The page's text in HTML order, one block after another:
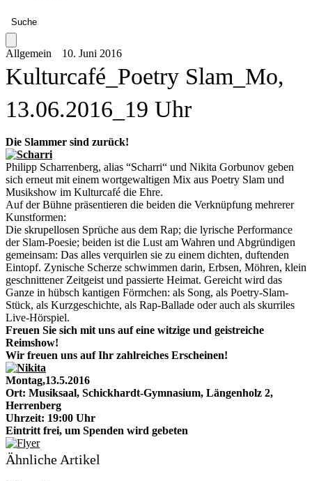
Suche
Allgemein 10. Juni 2016
Kulturcafé_Poetry Slam_Mo,
13.06.2016_19 Uhr
Die Slammer sind zurück!
Philipp Scharrenberg, alias “Scharri“ und Nikita Gorbunov geben
sich erneut mit einem wortgewaltigen Mix aus Poetry Slam und
Musikshow im Kulturcafé die Ehre.
Auf der Bühne präsentieren die beiden die Verknüpfung mehrerer
Kunstformen:
Die skrupellosen Sprüche aus dem Rap; die lyrische Performance
der Slam-Poesie; beiden ist die Lust am Wahren und Abgründigen
gemeinsam: Das alles verquirlen sie zu einem dichten, duftenden
Eintopf. Zynische Scherze schwimmen darin, Erbsen, Möhren, klein
geschnittener Zeitgeist und passierte Heimat. Gereicht wird das
Ganze in hübsch kantigen Förmchen: als Song, als Poetry-Slam-
Stück, als Kurzgeschichte, als Rap-Ballade oder auch als skurriles
Live-Hörspiel.
Freuen Sie sich mit uns auf eine witzige und geistreiche
Reimshow!
Wir freuen uns auf Ihr zahlreiches Erscheinen!
Montag,13.5.2016
Ort: Musiksaal, Schickhardt-Gymnasium, Längenholz 2,
Herrenberg
Uhrzeit: 19:00 Uhr
Eintritt frei, um Spenden wird gebeten
Ähnliche Artikel